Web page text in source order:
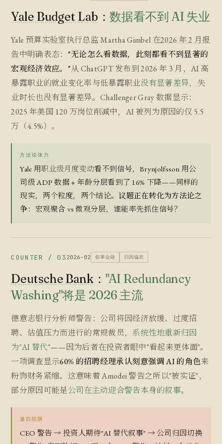
Yale Budget Lab ：数据看不到 AI 失业
Yale 预算实验室执行总监 Martha Gimbel 在2026 年 2 月报
告中明确表态： "无论怎么看数据，此刻都看不到显著的
宏观经济效应。"从 ChatGPT 发布到 2026 年 3 月，AI 高
暴露职业的就业变化率与低暴露职业没有显著差异，失
业时长也没有显著差异。Challenger Gray 数据显示：
2025 年美国 120 万岗位削减中，AI 被列为原因的仅 5.5
万（4.5%）。
方法论张力
Yale 用职业级月度变动看不到信号，Brynjolfsson 用公
司级 ADP 数据 + 年龄分层看到了 16% 下降——同样的
现实，两个粒度，两个结论。 议题正在转化为方法论之
争：宏观聚合 vs 微观分层，谁能率先抓住信号？
COUNTER / 03 2026-02 叙事金融 归因偏差
Deutsche Bank： "AI Redundancy
Washing"将是 2026 主流
德意志银行分析师警告：公司将因经济放缓、过度招
聘、估值压力而进行的常规裁员， 系统性地重新归因
为"AI 替代"——因为后者在投资者眼中"看起来更体面"。
一项调查显示60% 的招聘经理承认刻意强调 AI 的角色来
粉饰财务紧缩。这意味着 Amodei 警告之所以"被实证"，
部分原因可能是公司在主动迎合警告本身的叙事。
递归陷阱
CEO 警告 → 投资人期待"AI 替代叙事" → 公司归因切换